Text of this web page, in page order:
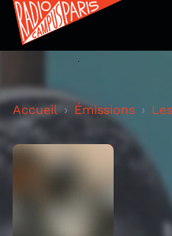
Accueil Émissions